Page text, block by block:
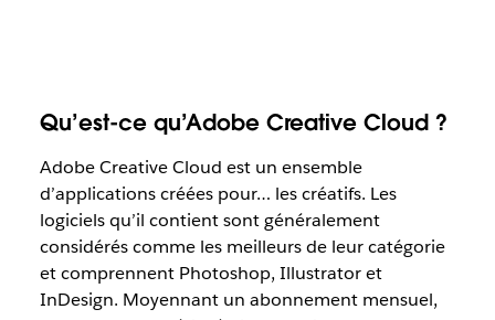
Qu’est-ce qu’Adobe Creative Cloud ?
Adobe Creative Cloud est un ensemble
d’applications créées pour… les créatifs. Les
logiciels qu’il contient sont généralement
considérés comme les meilleurs de leur catégorie
et comprennent Photoshop, Illustrator et
InDesign. Moyennant un abonnement mensuel,